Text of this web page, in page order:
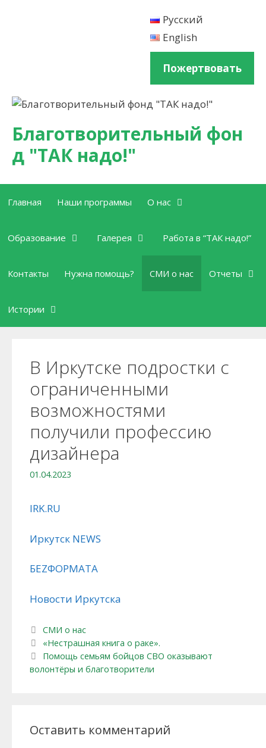
Русский
English
Пожертвовать
Благотворительный фон
д "ТАК надо!"
Главная Наши программы О нас
Образование Галерея Работа в “ТАК надо!”
Контакты Нужна помощь? СМИ о нас Отчеты
Истории
В Иркутске подростки с
ограниченными
возможностями
получили профессию
дизайнера
01.04.2023
IRK.RU
Иркутск NEWS
БЕZФОРМАТА
Новости Иркутска
Рубрики
СМИ о нас
Навигация по записям
«Нестрашная книга о раке».
Помощь семьям бойцов СВО оказывают
волонтёры и благотворители
Оставить комментарий